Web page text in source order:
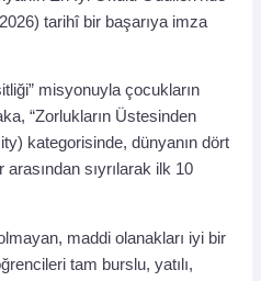
tarihî bir başarıya imza
misyonuyla çocukların
“Zorlukların Üstesinden
kategorisinde, dünyanın dört
sıyrılarak ilk 10
maddi olanakları iyi bir
tam burslu, yatılı,